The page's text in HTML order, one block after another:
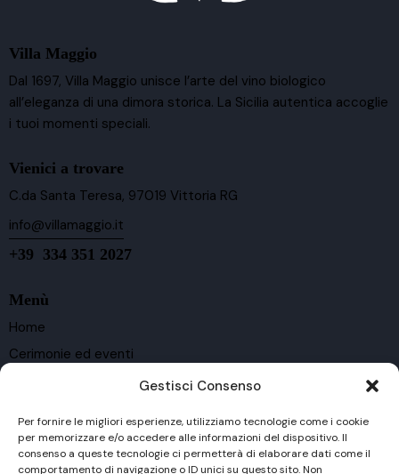
Gestisci Consenso
Per fornire le migliori esperienze, utilizziamo tecnologie come i cookie
per memorizzare e/o accedere alle informazioni del dispositivo. Il
consenso a queste tecnologie ci permetterà di elaborare dati come il
comportamento di navigazione o ID unici su questo sito. Non
Villa Maggio
Dal 1697, Villa Maggio unisce l’arte del vino biologico
all’eleganza di una dimora storica. La Sicilia autentica accoglie
i tuoi momenti speciali.
Vienici a trovare
C.da Santa Teresa, 97019 Vittoria RG
info@villamaggio.it
+39 334 351 2027
Menù
Home
Cerimonie ed eventi
Vini
Contatti